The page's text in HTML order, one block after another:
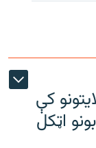
کې
اټکل